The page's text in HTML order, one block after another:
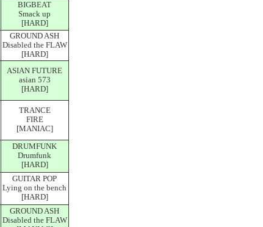
BIGBEAT
Smack up
[HARD]
GROUND ASH
Disabled the FLAW
[HARD]
ASIAN FUTURE
asian 573
[HARD]
TRANCE
FIRE
[MANIAC]
DRUMFUNK
Drumfunk
[HARD]
GUITAR POP
Lying on the bench
[HARD]
GROUND ASH
Disabled the FLAW